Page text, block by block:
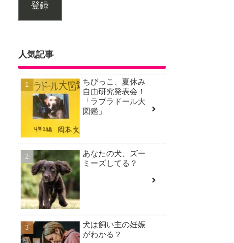
登録
人気記事
ちびっこ、夏休み
自由研究発表会！
「ラブラドール大
図鑑」
あなたの犬、ズー
ミーズしてる？
犬は飼い主の妊娠
がわかる？